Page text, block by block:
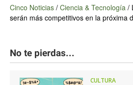
Cinco Noticias / Ciencia & Tecnología /
serán más competitivos en la próxima
No te pierdas...
CULTURA